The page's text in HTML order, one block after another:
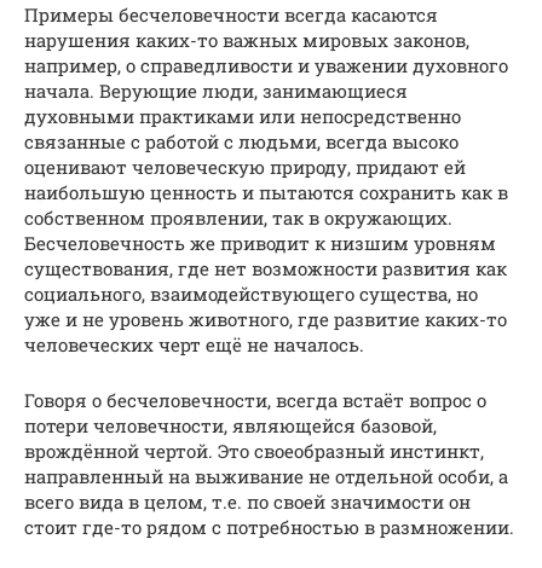
Примеры бесчеловечности всегда касаются
нарушения каких-то важных мировых законов,
например, о справедливости и уважении духовного
начала. Верующие люди, занимающиеся
духовными практиками или непосредственно
связанные с работой с людьми, всегда высоко
оценивают человеческую природу, придают ей
наибольшую ценность и пытаются сохранить как в
собственном проявлении, так в окружающих.
Бесчеловечность же приводит к низшим уровням
существования, где нет возможности развития как
социального, взаимодействующего существа, но
уже и не уровень животного, где развитие каких-то
человеческих черт ещё не началось.
Говоря о бесчеловечности, всегда встаёт вопрос о
потери человечности, являющейся базовой,
врождённой чертой. Это своеобразный инстинкт,
направленный на выживание не отдельной особи, а
всего вида в целом, т.е. по своей значимости он
стоит где-то рядом с потребностью в размножении.